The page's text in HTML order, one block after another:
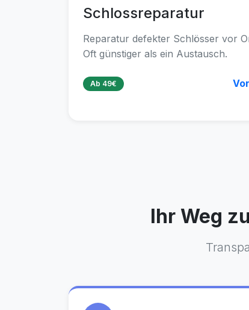
Schlossreparatur
Reparatur defekter Schlösser vor
Oft günstiger als ein Austausch.
Ab 49€
Ihr Weg